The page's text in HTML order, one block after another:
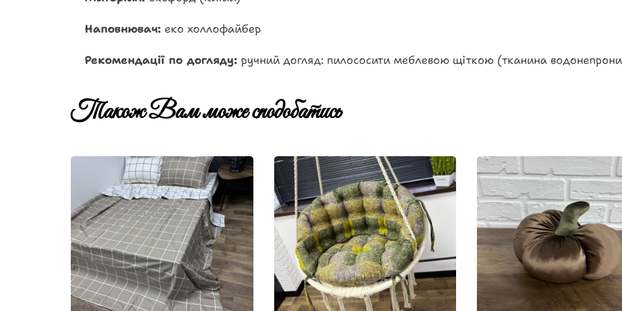
Наповнювач: еко холлофайбер
Рекомендації по догляду: ручний догляд: пилососити меблевою щіткою (тканина
Також Вам може сподобатись